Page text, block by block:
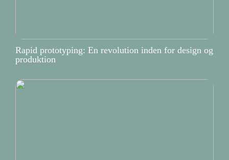
Rapid prototyping: En revolution inden for design og
produktion